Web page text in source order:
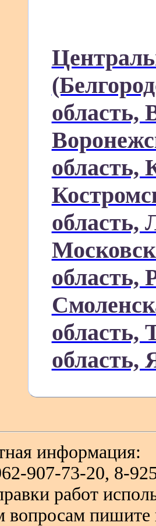
область,
область,
область,
область,
область,
область,
информация:
907-73-20, 8-
работ
вопросам